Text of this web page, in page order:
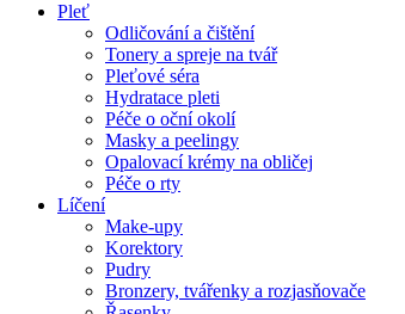
Pleť
Odličování a čištění
Tonery a spreje na tvář
Pleťové séra
Hydratace pleti
Péče o oční okolí
Masky a peelingy
Opalovací krémy na obličej
Péče o rty
Líčení
Make-upy
Korektory
Pudry
Bronzery, tvářenky a rozjasňovače